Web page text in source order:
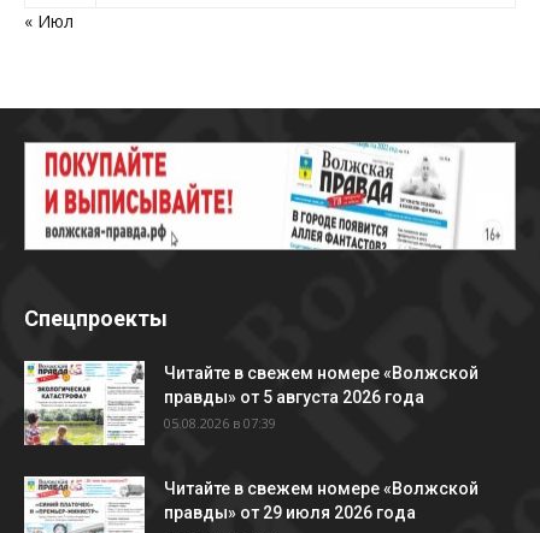
« Июл
Спецпроекты
Читайте в свежем номере «Волжской
правды» от 5 августа 2026 года
05.08.2026 в 07:39
Читайте в свежем номере «Волжской
правды» от 29 июля 2026 года